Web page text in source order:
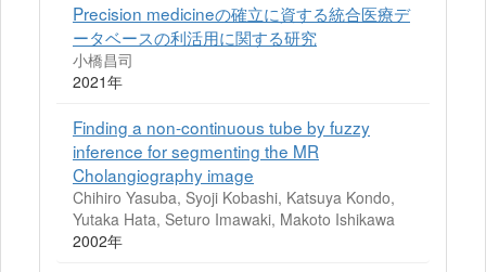
Precision medicineの確立に資する統合医療デ
ータベースの利活用に関する研究
小橋昌司
2021年
Finding a non-continuous tube by fuzzy
inference for segmenting the MR
Cholangiography image
Chihiro Yasuba, Syoji Kobashi, Katsuya Kondo,
Yutaka Hata, Seturo Imawaki, Makoto Ishikawa
2002年